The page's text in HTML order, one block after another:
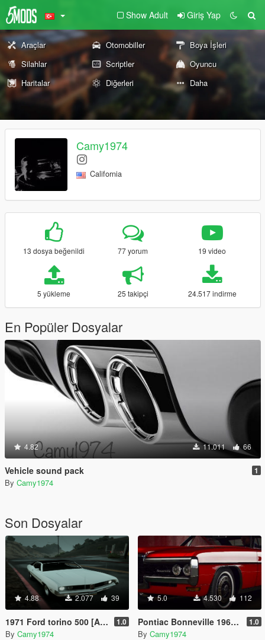
Show Adult Giriş Yap
Araçlar Otomobiller
Boya İşleri
Silahlar
Scriptler
Oyuncu
Haritalar
Diğerleri Daha
Camy1974
California
13 dosya beğenildi 77 yorum 19 video
5 yükleme 25 takipçi 24.517 indirme
En Popüler Dosyalar
4.82 11.011 66
Vehicle sound pack 1
By Camy1974
Son Dosyalar
4.88 2.077 39
1971 Ford torino 500 [Add-On] 1.0
By Camy1974
5.0 4.530 112
Pontiac Bonneville 1968 [Add-On] 1.0
By Camy1974